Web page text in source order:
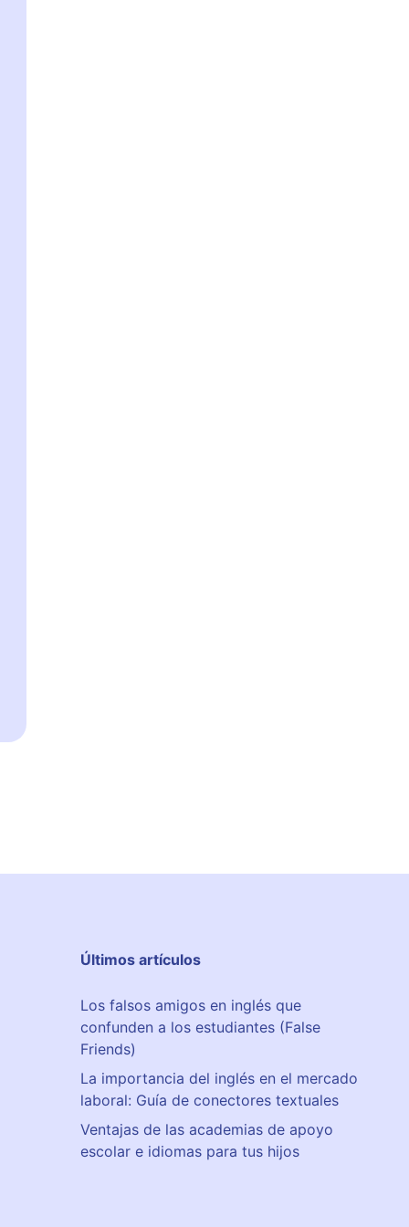
Últimos artículos
Los falsos amigos en inglés que
confunden a los estudiantes (False
Friends)
La importancia del inglés en el mercado
laboral: Guía de conectores textuales
Ventajas de las academias de apoyo
escolar e idiomas para tus hijos